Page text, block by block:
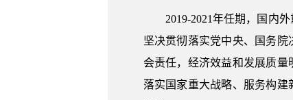
2019-2021年任期，国内
坚决贯彻落实党中央、国务
会责任，经济效益和发展质
落实国家重大战略、服务构